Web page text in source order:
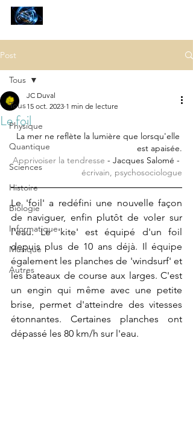
Post
Tous
Physique
Quantique
Sciences
Histoire
Biologie
Informatique
Musique
Autres
Tous
Le foil
JC Duval
15 oct. 2023 1 min de lecture
La mer ne reflète la lumière que lorsqu'elle
est apaisée.
Apprivoiser la tendresse - Jacques Salomé -
écrivain, psychosociologue
Le 'foil' a redéfini une nouvelle façon
de naviguer, enfin plutôt de voler sur
l'eau. Le 'kite' est équipé d'un foil
depuis plus de 10 ans déjà. Il équipe
également les planches de 'windsurf' et
les bateaux de course aux larges. C'est
un engin qui même avec une petite
brise, permet d'atteindre des vitesses
étonnantes. Certaines planches ont
dépassé les 80 km/h sur l'eau.